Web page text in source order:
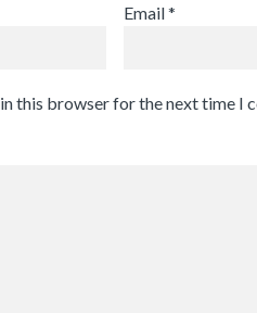
Email*
this browser for the next time I